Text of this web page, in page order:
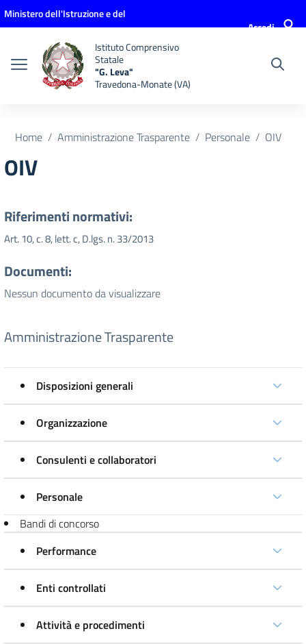
Vai ai contenuti
Vai al menu di navigazione
Vai al footer
Ministero dell'Istruzione e del
Accedi
Istituto Comprensivo
Statale
"G. Leva"
Travedona-Monate (VA)
Home Amministrazione Trasparente Personale OIV
OIV
Riferimenti normativi:
Art. 10, c. 8, lett. c, D.lgs. n. 33/2013
Documenti:
Nessun documento da visualizzare
Amministrazione Trasparente
Disposizioni generali
Organizzazione
Consulenti e collaboratori
Personale
Bandi di concorso
Performance
Enti controllati
Attività e procedimenti